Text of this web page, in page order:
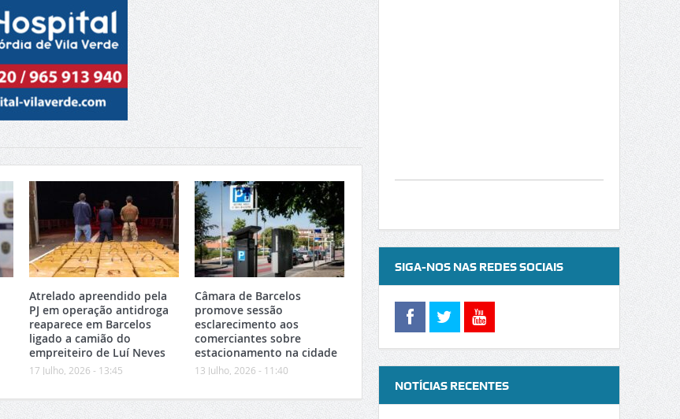
Atrelado apreendido pela
PJ em operação antidroga
reaparece em Barcelos
ligado a camião do
empreiteiro de Luí Neves
17 Julho, 2026 - 13:45
Câmara de Barcelos
promove sessão
esclarecimento aos
comerciantes sobre
estacionamento na cidade
13 Julho, 2026 - 11:40
SIGA-NOS NAS REDES SOCIAIS
NOTÍCIAS RECENTES